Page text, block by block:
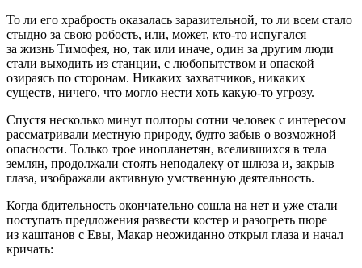
То ли его храбрость оказалась заразительной, то ли всем стало
стыдно за свою робость, или, может, кто-то испугался
за жизнь Тимофея, но, так или иначе, один за другим люди
стали выходить из станции, с любопытством и опаской
озираясь по сторонам. Никаких захватчиков, никаких
существ, ничего, что могло нести хоть какую-то угрозу.
Спустя несколько минут полторы сотни человек с интересом
рассматривали местную природу, будто забыв о возможной
опасности. Только трое инопланетян, вселившихся в тела
землян, продолжали стоять неподалеку от шлюза и, закрыв
глаза, изображали активную умственную деятельность.
Когда бдительность окончательно сошла на нет и уже стали
поступать предложения развести костер и разогреть пюре
из каштанов с Евы, Макар неожиданно открыл глаза и начал
кричать: